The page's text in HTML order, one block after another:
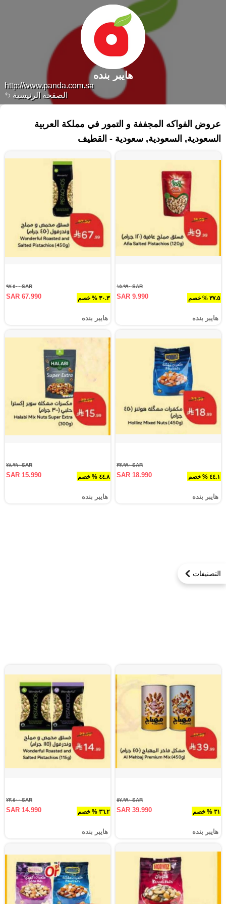
الصفحة الرئيسية
http://www.panda.com.sa
هايبر بنده
التصنيفات
عروض الفواكه المجففة و التمور في مملكة العربية
السعودية, السعودية, سعودية - القطيف‎
٣٧.٥ % خصم
SAR ١٥.٩٩٠
SAR 9.990
هايبر بنده
٣٠.٣ % خصم
SAR ٩٧.٥٠٠
SAR 67.990
هايبر بنده
٤٤.١ % خصم
SAR ٣٣.٩٩٠
SAR 18.990
هايبر بنده
٤٤.٨ % خصم
SAR ٢٨.٩٩٠
SAR 15.990
هايبر بنده
٣١ % خصم
SAR ٥٧.٩٩٠
SAR 39.990
هايبر بنده
٣٦.٢ % خصم
SAR ٢٣.٥٠٠
SAR 14.990
هايبر بنده